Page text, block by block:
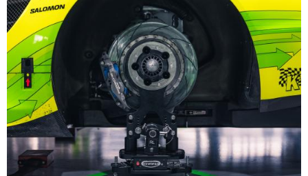
den
notwendigen
Ersatzteilen.